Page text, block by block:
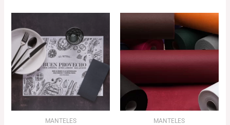
MANTELES
precios:
desde
34.58€
hasta
46.00€
MANTELES
Rango
de
precios:
desde
13.98€
hasta
50.64€